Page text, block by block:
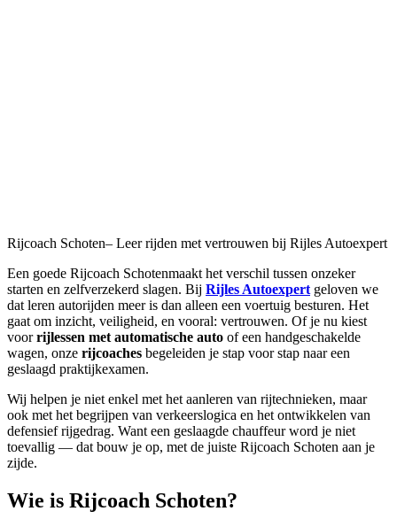
Rijcoach Schoten– Leer rijden met vertrouwen bij Rijles Autoexpert
Een goede Rijcoach Schotenmaakt het verschil tussen onzeker
starten en zelfverzekerd slagen. Bij Rijles Autoexpert geloven we
dat leren autorijden meer is dan alleen een voertuig besturen. Het
gaat om inzicht, veiligheid, en vooral: vertrouwen. Of je nu kiest
voorrijlessen met automatische auto of een handgeschakelde
wagen, onze rijcoaches begeleiden je stap voor stap naar een
geslaagd praktijkexamen.
Wij helpen je niet enkel met het aanleren van rijtechnieken, maar
ook met het begrijpen van verkeerslogica en het ontwikkelen van
defensief rijgedrag. Want een geslaagde chauffeur word je niet
toevallig — dat bouw je op, met de juiste Rijcoach Schoten aan je
zijde.
Wie is Rijcoach Schoten?